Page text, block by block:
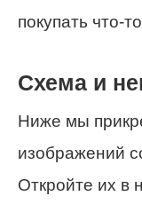
покупать что-
Схема и
Ниже мы
изображений
Откройте их в